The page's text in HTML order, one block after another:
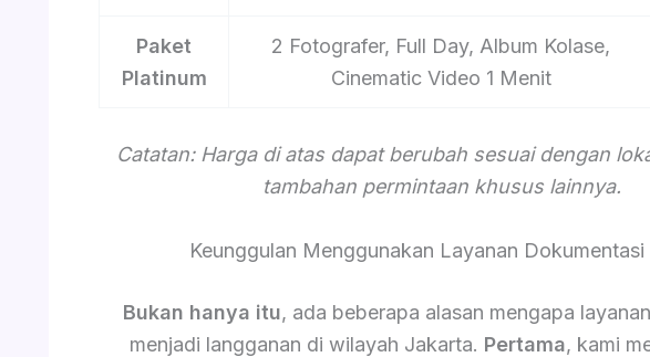
Paket
Platinum
2 Fotografer, Full Day, Album Kolase,
Cinematic Video 1 Menit
Catatan: Harga di atas dapat berubah sesuai dengan
tambahan permintaan khusus lainnya.
Keunggulan Menggunakan Layanan Dokumentasi
Bukan hanya itu, ada beberapa alasan mengapa
menjadi langganan di wilayah Jakarta. Pertama, kami